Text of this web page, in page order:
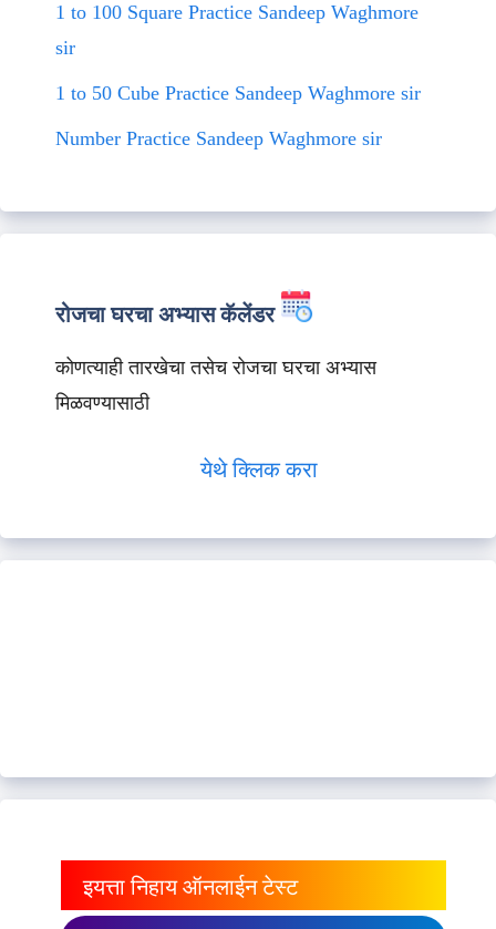
1 to 100 Square Practice Sandeep Waghmore
sir
1 to 50 Cube Practice Sandeep Waghmore sir
Number Practice Sandeep Waghmore sir
रोजचा घरचा अभ्यास कॅलेंडर
कोणत्याही तारखेचा तसेच रोजचा घरचा अभ्यास
मिळवण्यासाठी
येथे क्लिक करा
इयत्ता निहाय ऑनलाईन टेस्ट